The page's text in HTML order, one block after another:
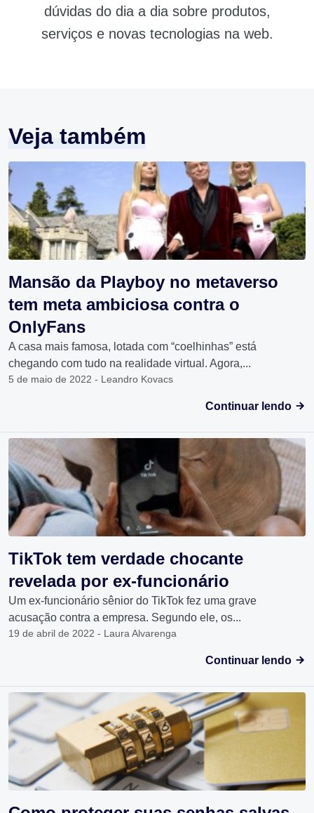
dúvidas do dia a dia sobre produtos,
serviços e novas tecnologias na web.
Veja também
Mansão da Playboy no metaverso
tem meta ambiciosa contra o
OnlyFans
A casa mais famosa, lotada com “coelhinhas” está
chegando com tudo na realidade virtual. Agora,...
5 de maio de 2022 - Leandro Kovacs
Continuar lendo
TikTok tem verdade chocante
revelada por ex-funcionário
Um ex-funcionário sênior do TikTok fez uma grave
acusação contra a empresa. Segundo ele, os...
19 de abril de 2022 - Laura Alvarenga
Continuar lendo